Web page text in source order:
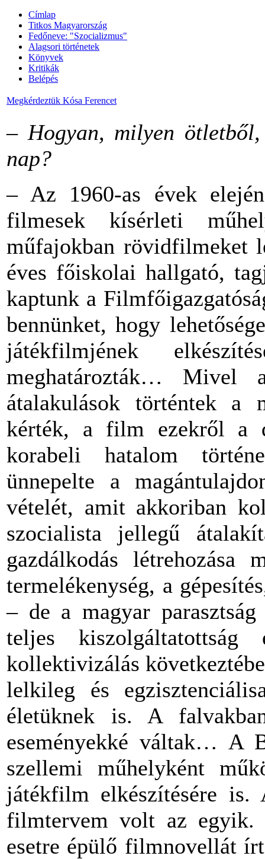
Címlap
Titkos Magyarország
Fedőneve: "Szocializmus"
Alagsori történetek
Könyvek
Kritikák
Belépés
Megkérdeztük Kósa Ferencet
– Hogyan, milyen
nap?
– Az 1960-as évek
filmesek kísérleti
műfajokban rövidfilmeket
éves főiskolai hallgató,
kaptunk a
bennünket, hogy
játékfilmjének
meghatározták… Mivel
átalakulások történtek a
kérték, a film ezekről a
korabeli hatalom
ünnepelte a
vételét, amit akkoriban
szocialista jellegű
gazdálkodás
termelékenység, a
– de a magyar parasztság
teljes
kollektivizálás
lelkileg és
életüknek is. A
eseményekké váltak… A
szellemi műhelyként
játékfilm elkészítésére is.
filmtervem volt az egyik.
esetre épülő filmnovellát